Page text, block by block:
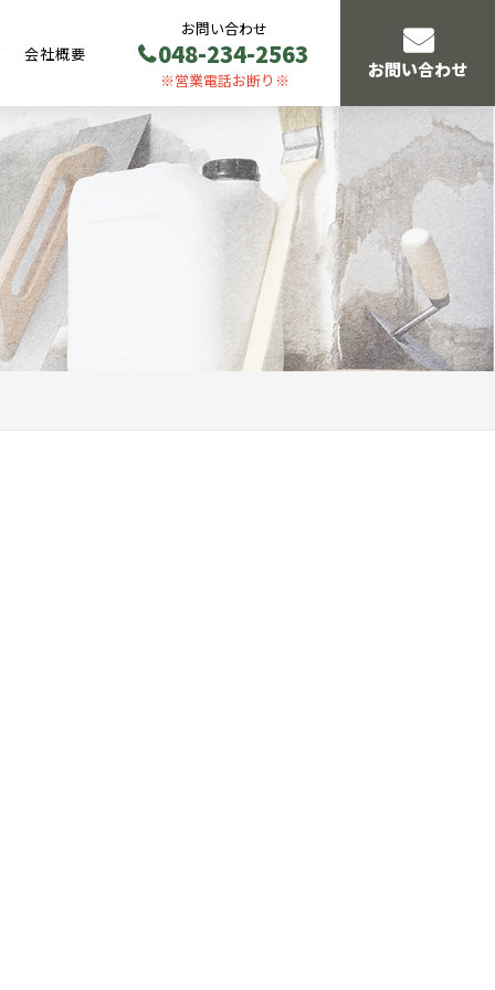
会社概要
お問い合わせ
048-234-2563
※営業電話お断り※ お問い合わせ